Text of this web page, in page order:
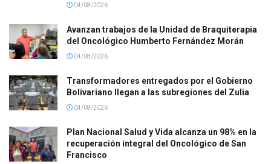
04/08/2026
Avanzan trabajos de la Unidad de Braquiterapia
del Oncológico Humberto Fernández Morán
04/08/2026
Transformadores entregados por el Gobierno
Bolivariano llegan a las subregiones del Zulia
04/08/2026
Plan Nacional Salud y Vida alcanza un 98% en la
recuperación integral del Oncológico de San
Francisco